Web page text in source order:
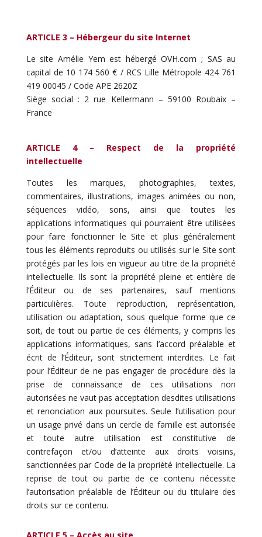
ARTICLE 3 – Hébergeur du site Internet
Le site Amélie Yem est hébergé OVH.com ; SAS au
capital de 10 174 560 € / RCS Lille Métropole 424 761
419 00045 / Code APE 2620Z
Siège social : 2 rue Kellermann – 59100 Roubaix –
France
ARTICLE 4 – Respect de la propriété
intellectuelle
Toutes les marques, photographies, textes,
commentaires, illustrations, images animées ou non,
séquences vidéo, sons, ainsi que toutes les
applications informatiques qui pourraient être utilisées
pour faire fonctionner le Site et plus généralement
tous les éléments reproduits ou utilisés sur le Site sont
protégés par les lois en vigueur au titre de la propriété
intellectuelle. Ils sont la propriété pleine et entière de
l’Éditeur ou de ses partenaires, sauf mentions
particulières. Toute reproduction, représentation,
utilisation ou adaptation, sous quelque forme que ce
soit, de tout ou partie de ces éléments, y compris les
applications informatiques, sans l’accord préalable et
écrit de l’Éditeur, sont strictement interdites. Le fait
pour l’Éditeur de ne pas engager de procédure dès la
prise de connaissance de ces utilisations non
autorisées ne vaut pas acceptation desdites utilisations
et renonciation aux poursuites. Seule l’utilisation pour
un usage privé dans un cercle de famille est autorisée
et toute autre utilisation est constitutive de
contrefaçon et/ou d’atteinte aux droits voisins,
sanctionnées par Code de la propriété intellectuelle. La
reprise de tout ou partie de ce contenu nécessite
l’autorisation préalable de l’Éditeur ou du titulaire des
droits sur ce contenu.